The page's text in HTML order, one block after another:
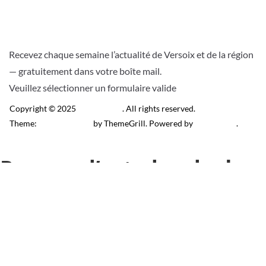
Recevez chaque semaine l’actualité de Versoix et de la région
— gratuitement dans votre boîte mail.
Veuillez sélectionner un formulaire valide
Copyright © 2025
. All rights reserved.
Theme:
by ThemeGrill. Powered by .
Recevez l’actu locale de